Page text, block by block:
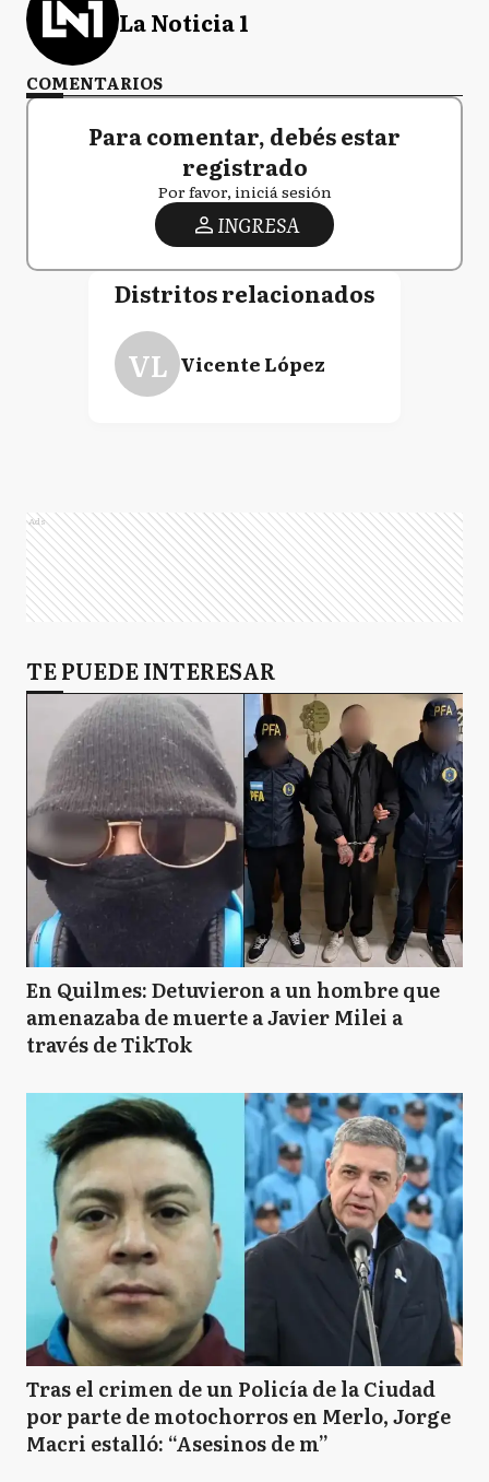
La Noticia 1
COMENTARIOS
Para comentar, debés estar
registrado
Por favor, iniciá sesión
INGRESA
Distritos relacionados
VL Vicente López
Ads
TE PUEDE INTERESAR
En Quilmes: Detuvieron a un hombre que
amenazaba de muerte a Javier Milei a
través de TikTok
Tras el crimen de un Policía de la Ciudad
por parte de motochorros en Merlo, Jorge
Macri estalló: “Asesinos de m”